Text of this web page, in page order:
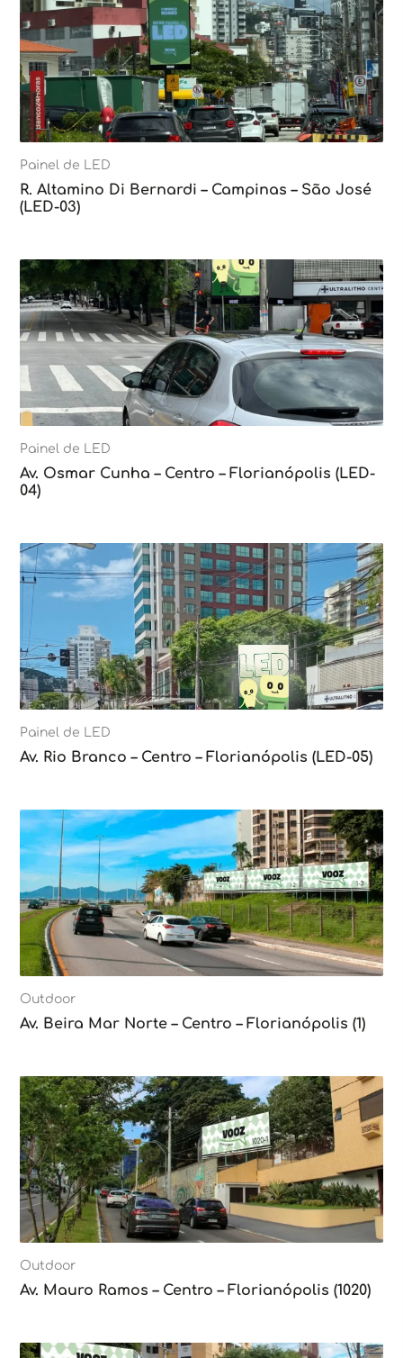
Painel de LED
R. Altamino Di Bernardi – Campinas – São José
(LED-03)
Painel de LED
Av. Osmar Cunha – Centro – Florianópolis (LED-
04)
Painel de LED
Av. Rio Branco – Centro – Florianópolis (LED-05)
Outdoor
Av. Beira Mar Norte – Centro – Florianópolis (1)
Outdoor
Av. Mauro Ramos – Centro – Florianópolis (1020)